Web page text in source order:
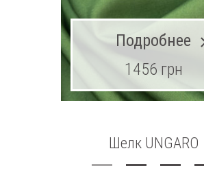
Шелк UNGARO
Подробнее
1456 грн